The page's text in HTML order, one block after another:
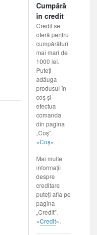
Cumpără
în credit
Credit se
oferă pentru
cumpărături
mai mari de
1000 lei.
Puteți
adăuga
produsul în
coș și
efectua
comanda
din pagina
„Coș”.
«Coș».
Mai multe
informații
despre
creditare
puteți afla pe
pagina
„Credit”.
«Credit».